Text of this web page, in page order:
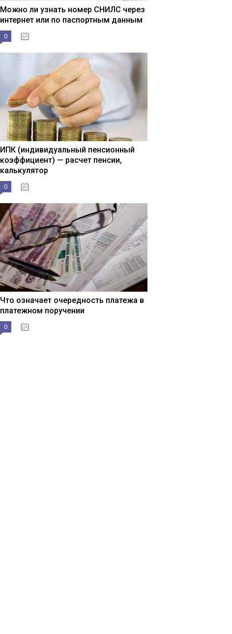
Можно ли узнать номер СНИЛС через
интернет или по паспортным данным
0
ИПК (индивидуальный пенсионный
коэффициент) — расчет пенсии,
калькулятор
0
Что означает очередность платежа в
платежном поручении
0